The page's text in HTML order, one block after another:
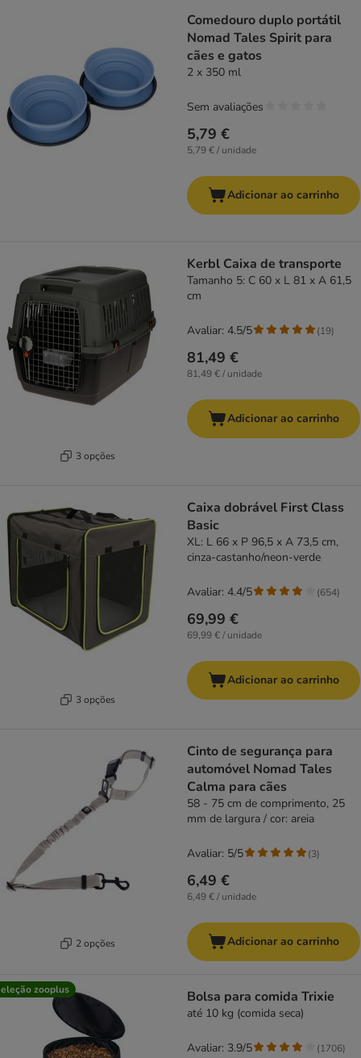
Comedouro duplo portátil
Nomad Tales Spirit para
cães e gatos
2 x 350 ml
5,79 €
5,79 € / unidade
Sem avaliações
Adicionar ao carrinho
3 opções
Kerbl Caixa de transporte
Tamanho 5: C 60 x L 81 x A 61,5
cm
81,49 €
81,49 € / unidade
Avaliar: 4.5/5 (19)
Adicionar ao carrinho
3 opções
Caixa dobrável First Class
Basic
XL: L 66 x P 96,5 x A 73,5 cm,
cinza-castanho/neon-verde
69,99 €
69,99 € / unidade
Avaliar: 4.4/5 (654)
Adicionar ao carrinho
2 opções
Cinto de segurança para
automóvel Nomad Tales
Calma para cães
58 - 75 cm de comprimento, 25
mm de largura / cor: areia
6,49 €
6,49 € / unidade
Avaliar: 5/5 (3)
Adicionar ao carrinho
zooplus Bolsa para comida Trixie
até 10 kg (comida seca)
Avaliar: 3.9/5 (1706)